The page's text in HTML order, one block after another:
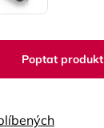
Poptat produkt